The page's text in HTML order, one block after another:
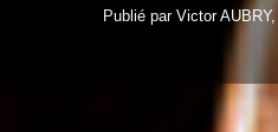
Publié par Victor AUBRY,